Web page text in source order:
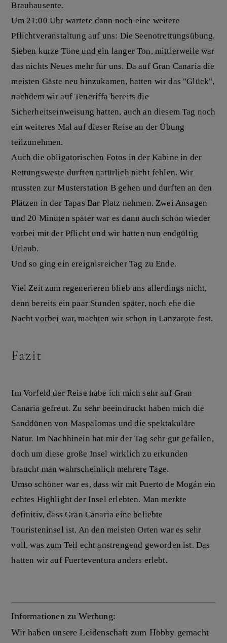
Brauhausente.
Um 21:00 Uhr wartete dann noch eine weitere
Pflichtveranstaltung auf uns: Die Seenotrettungsübung.
Sieben kurze Töne und ein langer Ton, mittlerweile war
das nichts Neues mehr für uns. Da auf Gran Canaria die
meisten Gäste neu hinzukamen, hatten wir das "Glück",
nachdem wir auf Teneriffa bereits die
Sicherheitseinweisung hatten, auch an diesem Tag noch
ein weiteres Mal auf dieser Reise an der Übung
teilzunehmen.
Auch die obligatorischen Fotos in der Kabine in der
Rettungsweste durften natürlich nicht fehlen. Wir
mussten zur Musterstation B gehen und durften an den
Plätzen in der Tapas Bar Platz nehmen. Zwei Ansagen
und 20 Minuten später war es dann auch schon wieder
vorbei mit der Pflicht und wir hatten nun endgültig
Urlaub.
Und so ging ein ereignisreicher Tag zu Ende.
Viel Zeit zum regenerieren blieb uns allerdings nicht,
denn bereits ein paar Stunden später, noch ehe die
Nacht vorbei war, machten wir schon in Lanzarote fest.
Fazit
Im Vorfeld der Reise habe ich mich sehr auf Gran
Canaria gefreut. Zu sehr beeindruckt haben mich die
Sanddünen von Maspalomas und die spektakuläre
Natur. Im Nachhinein hat mir der Tag sehr gut gefallen,
doch um diese große Insel wirklich zu erkunden
braucht man wahrscheinlich mehrere Tage.
Umso schöner war es, dass wir mit Puerto de Mogán ein
echtes Highlight der Insel erlebten. Man merkte
definitiv, dass Gran Canaria eine beliebte
Touristeninsel ist. An den meisten Orten war es sehr
voll, was zum Teil echt anstrengend geworden ist. Das
hatten wir auf Fuerteventura anders erlebt.
Informationen zu Werbung:
Wir haben unsere Leidenschaft zum Hobby gemacht